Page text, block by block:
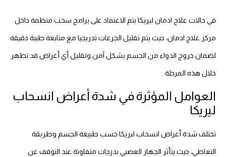
في حالات علاج ادمان ليريكا يتم الاعتماد على برامج سحب منظمة داخل
مركز علاج ادمان، حيث يتم تقليل الجرعات تدريجيا مع متابعة طبية دقيقة
لضمان خروج الدواء من الجسم بشكل آمن وتقليل أي أعراض قد تظهر
خلال هذه المرحلة.
العوامل المؤثرة في شدة أعراض انسحاب
ليريكا
تختلف شدة أعراض انسحاب ليريكا حسب طبيعة الجسم وطريقة
التعاطي، حيث يتأثر الجهاز العصبي بدرجات متفاوتة عند التوقف عن